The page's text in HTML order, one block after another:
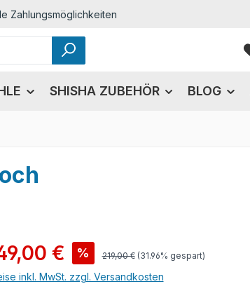
Zahlungsmöglichkeiten
SHISHA ZUBEHÖR BLOG
€ % Regulärer Preis:
219,00 € (31.96% gespart)
inkl. MwSt. zzgl. Versandkosten